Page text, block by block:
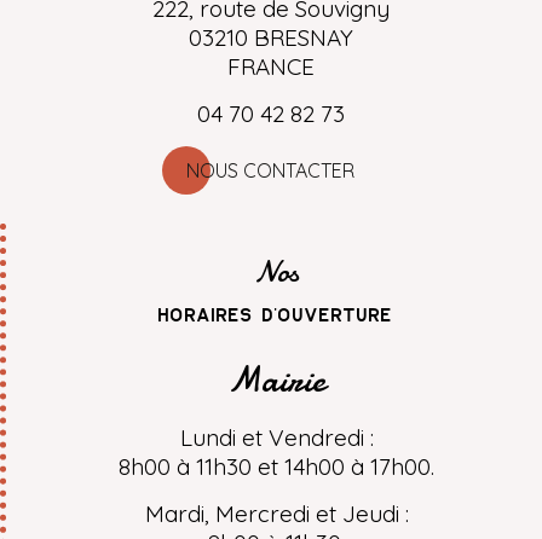
222, route de Souvigny
03210 BRESNAY
FRANCE
04 70 42 82 73
NOUS CONTACTER
Nos
horaires d'ouverture
Mairie
Lundi et Vendredi :
8h00 à 11h30 et 14h00 à 17h00.
Mardi, Mercredi et Jeudi :